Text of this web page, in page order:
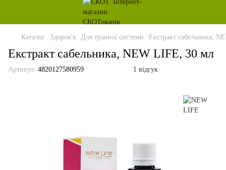
Каталог Здоров'я Для травної системи Екстракт сабельника,
Екстракт сабельника, NEW LIFE, 30 мл
Артикул: 4820127580959 1 відгук